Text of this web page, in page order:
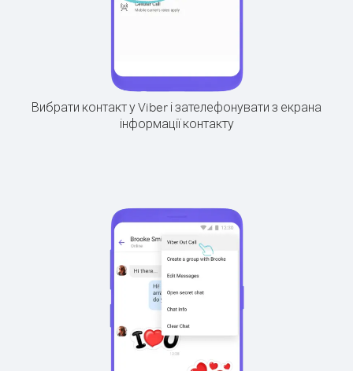
Вибрати контакт у Viber і зателефонувати з екрана
інформації контакту